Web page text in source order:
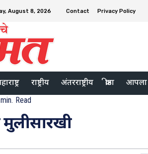
August 8, 2026 Contact Privacy Policy
राष्ट्रीय अंतरराष्ट्रीय क्रीडा आपला
min. Read